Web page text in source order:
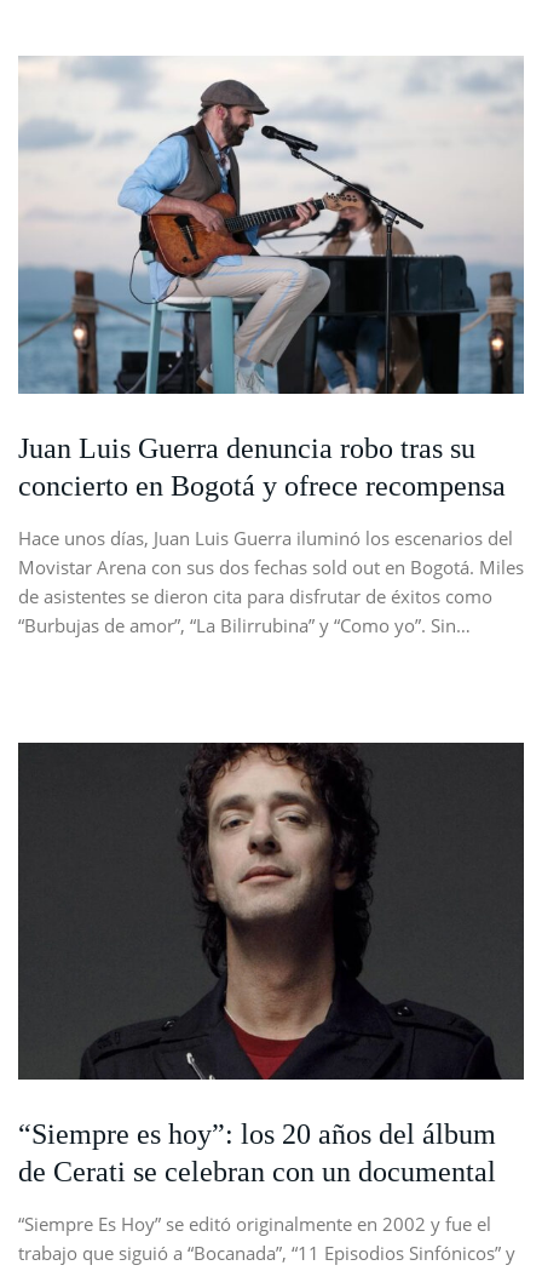
Juan Luis Guerra denuncia robo tras su
concierto en Bogotá y ofrece recompensa
Hace unos días, Juan Luis Guerra iluminó los escenarios del
Movistar Arena con sus dos fechas sold out en Bogotá. Miles
de asistentes se dieron cita para disfrutar de éxitos como
“Burbujas de amor”, “La Bilirrubina” y “Como yo”. Sin…
“Siempre es hoy”: los 20 años del álbum
de Cerati se celebran con un documental
“Siempre Es Hoy” se editó originalmente en 2002 y fue el
trabajo que siguió a “Bocanada”, “11 Episodios Sinfónicos” y